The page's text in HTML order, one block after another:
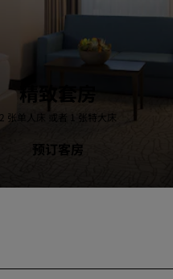
精致套房
2 张单人床 或者 1 张特大床
预订客房